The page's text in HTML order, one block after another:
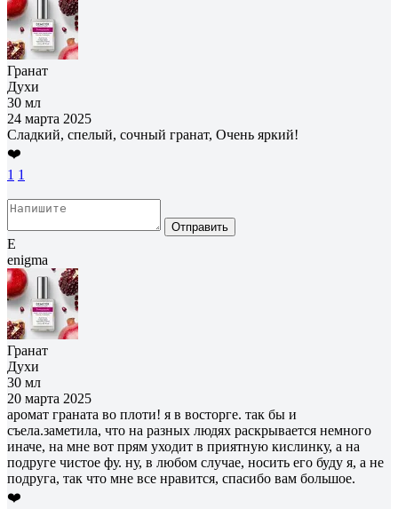
Гранат
Духи
30 мл
24 марта 2025
Сладкий, спелый, сочный гранат, Очень яркий!
❤️
1 1
Отправить
E
enigma
Гранат
Духи
30 мл
20 марта 2025
аромат граната во плоти! я в восторге. так бы и
съела.заметила, что на разных людях раскрывается немного
иначе, на мне вот прям уходит в приятную кислинку, а на
подруге чистое фу. ну, в любом случае, носить его буду я, а не
подруга, так что мне все нравится, спасибо вам большое.
❤️